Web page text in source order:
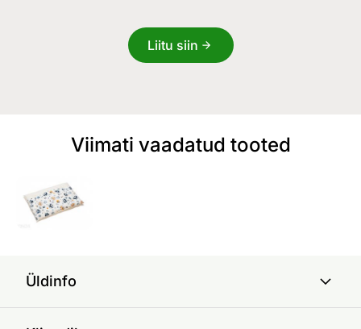
Liitu siin
Viimati vaadatud tooted
Üldinfo